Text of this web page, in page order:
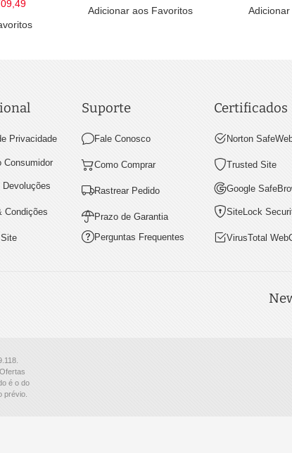
Adicionar aos Favoritos
Privacidade
Consumidor
Condições
Suporte
Fale Conosco
Como Comprar
Rastrear Pedido
Prazo de Garantia
Perguntas Frequentes
Certificados
Norton
Trusted Site
Google
SiteLock
VirusTotal
é o do
prévio.